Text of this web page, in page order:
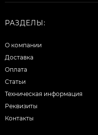
РАЗДЕЛЫ:
О компании
Доставка
Оплата
Статьи
Техническая информация
Реквизиты
Контакты